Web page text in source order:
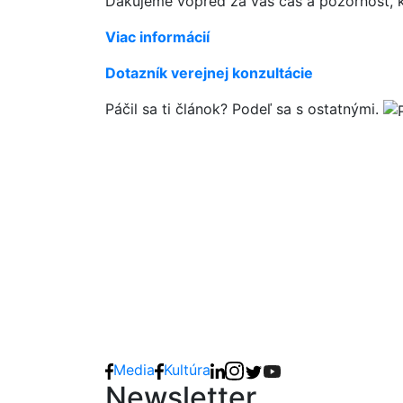
Viac informácií
Dotazník verejnej konzultácie
Páčil sa ti článok? Podeľ sa s ostatnými.
Media Kultúra